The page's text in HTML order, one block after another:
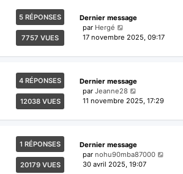
5 RÉPONSES
7757 VUES
Dernier message
par Hergé
17 novembre 2025, 09:17
4 RÉPONSES
12038 VUES
Dernier message
par Jeanne28
11 novembre 2025, 17:29
1 RÉPONSES
20179 VUES
Dernier message
par nohu90mba87000
30 avril 2025, 19:07